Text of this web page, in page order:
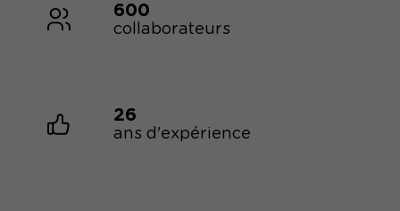
600
collaborateurs
26
ans d'expérience